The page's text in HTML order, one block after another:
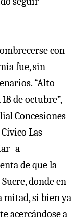
con
fue, sin
“Alto
de octubre”,
Concesiones
Las
a
de que la
donde en
mitad, si bien ya
acercándose a